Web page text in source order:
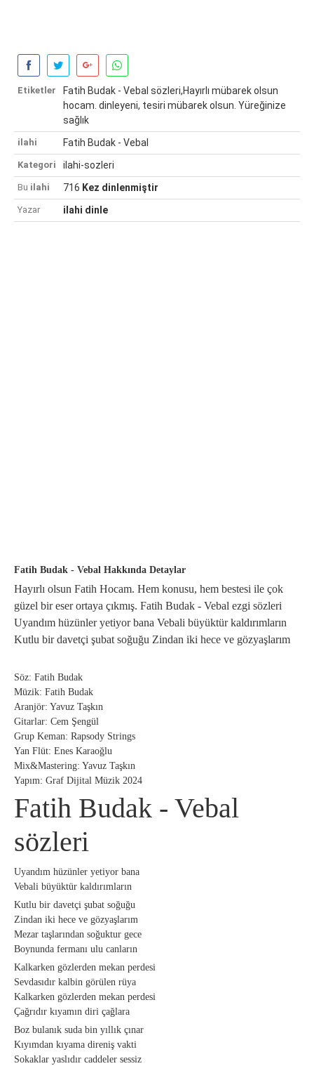
Etiketler
Fatih Budak - Vebal sözleri,Hayırlı mübarek olsun
hocam. dinleyeni, tesiri mübarek olsun. Yüreğinize
sağlık
ilahi Fatih Budak - Vebal
Kategori ilahi-sozleri
Bu ilahi 716 Kez dinlenmiştir
Yazar ilahi dinle
Fatih Budak - Vebal Hakkında Detaylar
Hayırlı olsun Fatih Hocam. Hem konusu, hem bestesi ile çok
güzel bir eser ortaya çıkmış. Fatih Budak - Vebal ezgi sözleri
Uyandım hüzünler yetiyor bana Vebali büyüktür kaldırımların
Kutlu bir davetçi şubat soğuğu Zindan iki hece ve gözyaşlarım
Söz: Fatih Budak
Müzik: Fatih Budak
Aranjör: Yavuz Taşkın
Gitarlar: Cem Şengül
Grup Keman: Rapsody Strings
Yan Flüt: Enes Karaoğlu
Mix&Mastering: Yavuz Taşkın
Yapım: Graf Dijital Müzik 2024
Fatih Budak - Vebal
sözleri
Uyandım hüzünler yetiyor bana
Vebali büyüktür kaldırımların
Kutlu bir davetçi şubat soğuğu
Zindan iki hece ve gözyaşlarım
Mezar taşlarından soğuktur gece
Boynunda fermanı ulu canların
Kalkarken gözlerden mekan perdesi
Sevdasıdır kalbin görülen rüya
Kalkarken gözlerden mekan perdesi
Çağrıdır kıyamın diri çağlara
Boz bulanık suda bin yıllık çınar
Kıyımdan kıyama direniş vakti
Sokaklar yaslıdır caddeler sessiz